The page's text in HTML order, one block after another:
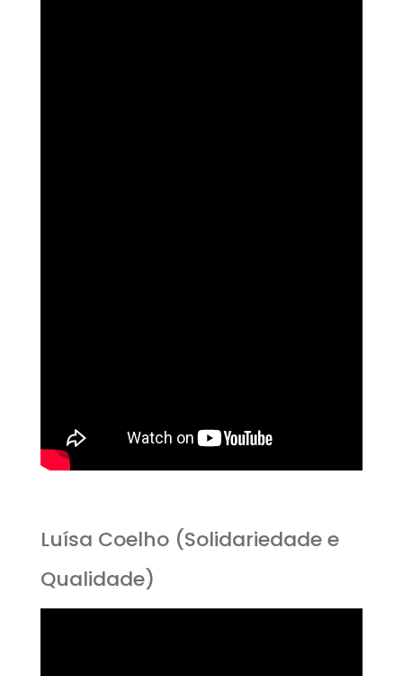
Luísa Coelho (Solidariedade e
Qualidade)